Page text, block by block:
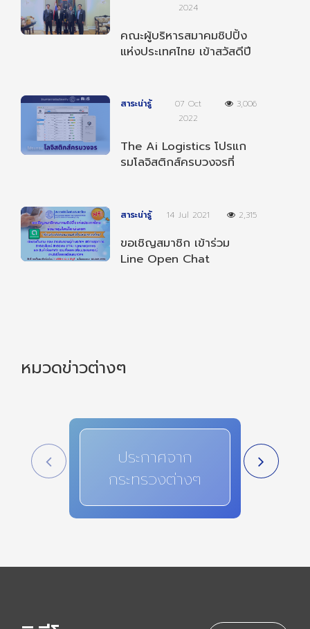
2024
คณะผู้บริหารสมาคมชิปปิ้ง
แห่งประเทศไทย เข้าสวัสดีปี
สาระน่ารู้
07 Oct
2022
3,006
The Ai Logistics โปรแก
รมโลจิสติกส์ครบวงจรที่
สาระน่ารู้ 14 Jul 2021 2,315
ขอเชิญสมาชิก เข้าร่วม
Line Open Chat
หมวดข่าวต่างๆ
ประกาศจาก
กระทรวงต่างๆ